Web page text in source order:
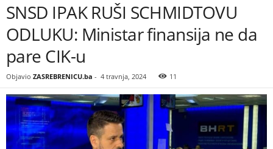
SNSD IPAK RUŠI SCHMIDTOVU
ODLUKU: Ministar finansija ne da
pare CIK-u
Objavio ZASREBRENICU.ba - 4 travnja, 2024 11